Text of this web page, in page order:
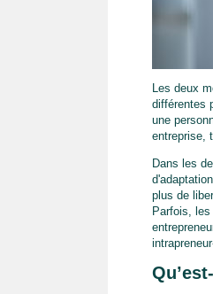
Les deux
différentes
une
entreprise,
Dans les
plus de
Parfois,